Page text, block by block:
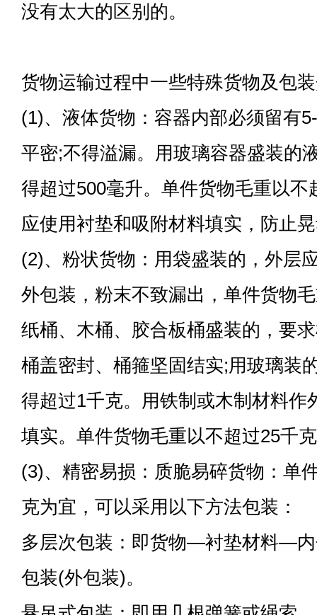
没有太大的区别的。
货物运输过程中一些特殊货物及包
(1)、液体货物：容器内部必须留有
平密;不得溢漏。用玻璃容器盛装的
得超过500毫升。单件货物毛重以不
应使用衬垫和吸附材料填实，防止
(2)、粉状货物：用袋盛装的，外层
外包装，粉末不致漏出，单件货物
纸桶、木桶、胶合板桶盛装的，要
桶盖密封、桶箍坚固结实;用玻璃装
得超过1千克。用铁制或木制材料作
填实。单件货物毛重以不超过25千
(3)、精密易损：质脆易碎货物：单
克为宜，可以采用以下方法包装：
多层次包装：即货物—衬垫材料—
包装(外包装)。